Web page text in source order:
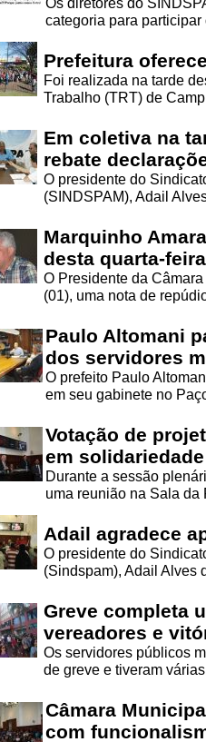
categoria para
Prefeitura
Foi realizada na tarde
Trabalho (TRT) de
Em coletiva na
rebate
O presidente do
(SINDSPAM), Adail
Marquinho
desta quarta-
O Presidente da
(01), uma nota de
Paulo Altomani
dos servidores
O prefeito Paulo
em seu gabinete no
Votação de
em
Durante a sessão
uma reunião na Sala da
Adail agradece
O presidente do
(Sindspam), Adail Alves
Greve completa
vereadores e
Os servidores públicos
de greve e tiveram
Câmara
com